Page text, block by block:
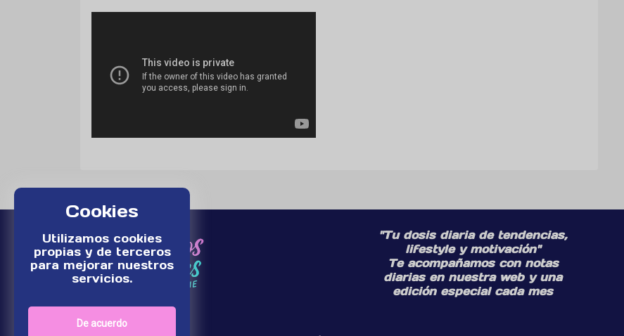
Cookies
Utilizamos cookies
propias y de terceros
para mejorar nuestros
servicios.
De acuerdo
"Tu dosis diaria de tendencias,
lifestyle y motivación"
Te acompañamos con notas
diarias en nuestra web y una
edición especial cada mes